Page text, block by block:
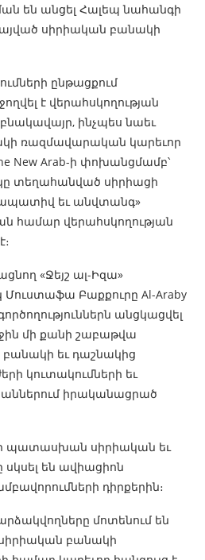
են անցել Հալեպ նահանգի
սիրիական բանակի
ընթացքում
է վերահսկողության
ինչպես նաեւ
ռազմավարական կարեւոր
New Arab-ի փոխանցմամբ՝
տեղահանված սիրիացի
եւ անվտանգ»
համար վերահսկողության
«Ջեյշ ալ-Իզա»
Բաքքուրը Al-Araby
անցկացվել
մի քանի շաբաթվա
եւ դաշնակից
կուտակումների եւ
իրականացրած
ի պատասխան սիրիական եւ
են ավիացիոն
դիրքերին։
մոտենում են
բանակի